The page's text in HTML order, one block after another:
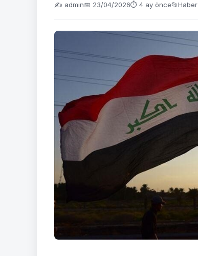
✍️ admin📅 23/04/2026⏱ 4 ay önce📂Haber